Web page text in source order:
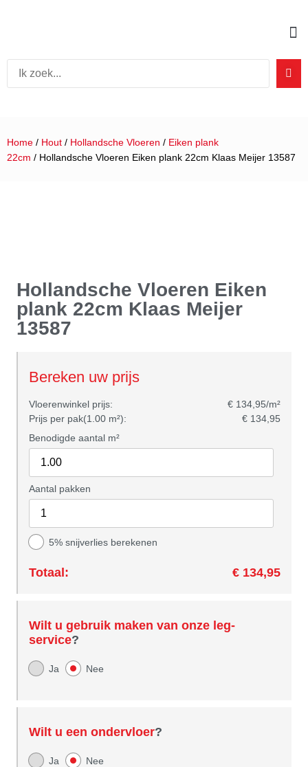
Home / Hout / Hollandsche Vloeren / Eiken plank
22cm / Hollandsche Vloeren Eiken plank 22cm Klaas Meijer 13587
Hollandsche Vloeren Eiken
plank 22cm Klaas Meijer
13587
Bereken uw prijs
Vloerenwinkel prijs:
€ 134,95/m²
Prijs per pak(1.00 m²):
€ 134,95
Benodigde aantal m²
Aantal pakken
5% snijverlies berekenen
Totaal: € 134,95
Wilt u gebruik maken van onze leg-
service?
Ja Nee
Wilt u een ondervloer?
Ja Nee